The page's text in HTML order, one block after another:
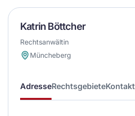
Katrin Böttcher
Rechtsanwältin
Müncheberg
AdresseRechtsgebieteKontakt